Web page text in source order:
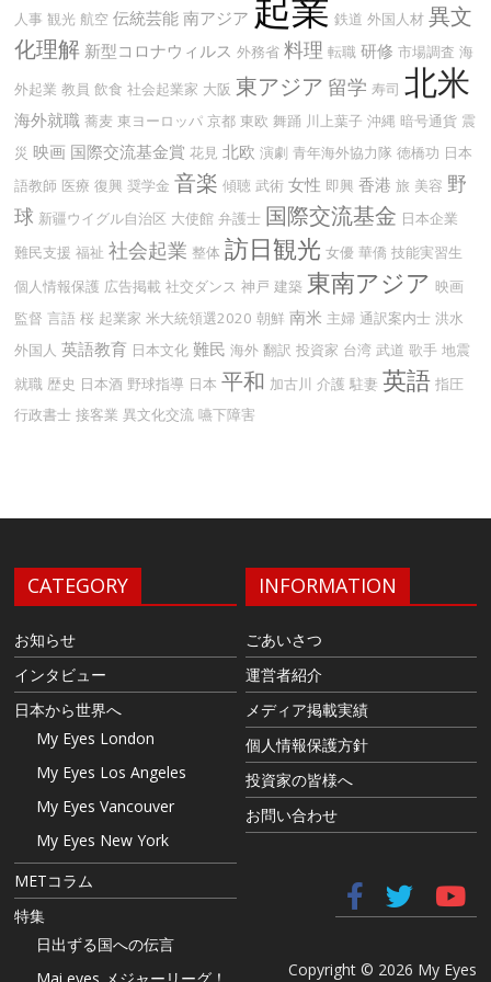
人事 観光 航空 伝統芸能 南アジア 鉄道 外国人材 異文
化理解 新型コロナウィルス 外務省 料理 転職 研修 市場調査 海
外起業 教員 飲食 社会起業家 大阪 東アジア 留学 寿司 北米
海外就職 蕎麦 東ヨーロッパ 京都 東欧 舞踊 川上葉子 沖縄 暗号通貨 震
災 映画 国際交流基金賞 花見 北欧 演劇 青年海外協力隊 徳橋功 日本
語教師 医療 復興 奨学金 音楽 傾聴 武術 女性 即興 香港 旅 美容 野
球 新疆ウイグル自治区 大使館 弁護士 国際交流基金 日本企業
難民支援 福祉 社会起業 整体 訪日観光 女優 華僑 技能実習生
個人情報保護 広告掲載 社交ダンス 神戸 建築 東南アジア 映画
監督 言語 桜 起業家 米大統領選2020 朝鮮 南米 主婦 通訳案内士 洪水
外国人 英語教育 日本文化 難民 海外 翻訳 投資家 台湾 武道 歌手 地震
就職 歴史 日本酒 野球指導 日本 平和 加古川 介護 駐妻 英語 指圧
行政書士 接客業 異文化交流 嚥下障害
CATEGORY
お知らせ
インタビュー
日本から世界へ
My Eyes London
My Eyes Los Angeles
My Eyes Vancouver
My Eyes New York
METコラム
特集
日出ずる国への伝言
INFORMATION
ごあいさつ
運営者紹介
メディア掲載実績
個人情報保護方針
投資家の皆様へ
お問い合わせ
Copyright © 2026 My Eyes